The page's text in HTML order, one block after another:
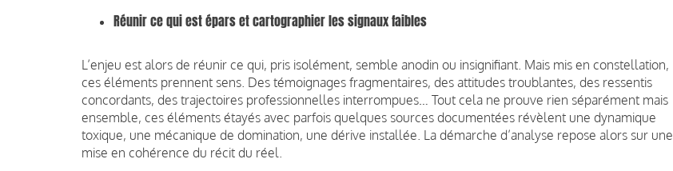
Réunir ce qui est épars et cartographier les signaux faibles
L’enjeu est alors de réunir ce qui, pris isolément, semble anodin ou insignifiant. Mais mis en constellation,
ces éléments prennent sens. Des témoignages fragmentaires, des attitudes troublantes, des ressentis
concordants, des trajectoires professionnelles interrompues… Tout cela ne prouve rien séparément mais
ensemble, ces éléments étayés avec parfois quelques sources documentées révèlent une dynamique
toxique, une mécanique de domination, une dérive installée. La démarche d’analyse repose alors sur une
mise en cohérence du récit du réel.